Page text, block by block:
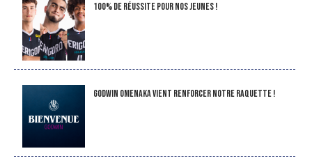
100% de réussite pour nos jeunes !
Godwin Omenaka vient renforcer notre raquette !